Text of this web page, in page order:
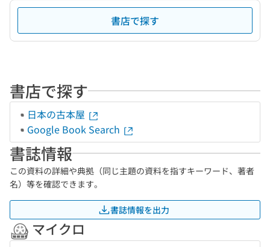
書店で探す
書店で探す
日本の古本屋
Google Book Search
書誌情報
この資料の詳細や典拠（同じ主題の資料を指すキーワード、著者
名）等を確認できます。
書誌情報を出力
マイクロ